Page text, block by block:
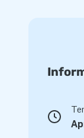
atracções e
profissional